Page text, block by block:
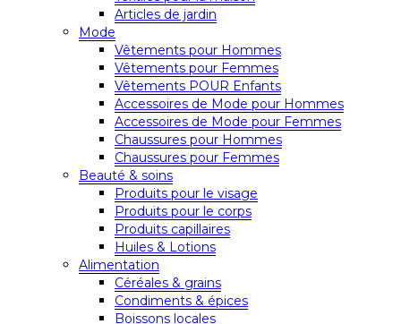
Articles de jardin
Mode
Vêtements pour Hommes
Vêtements pour Femmes
Vêtements POUR Enfants
Accessoires de Mode pour Hommes
Accessoires de Mode pour Femmes
Chaussures pour Hommes
Chaussures pour Femmes
Beauté & soins
Produits pour le visage
Produits pour le corps
Produits capillaires
Huiles & Lotions
Alimentation
Céréales & grains
Condiments & épices
Boissons locales